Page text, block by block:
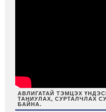
АВЛИГАТАЙ ТЭМЦЭХ
ТАНИУЛАХ, СУРТАЛЧЛАХ
БАЙНА.